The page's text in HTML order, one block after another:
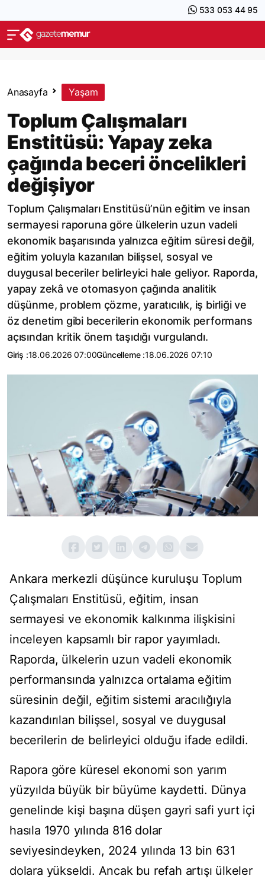
533 053 44 95
Anasayfa Yaşam
Toplum Çalışmaları
Enstitüsü: Yapay zeka
çağında beceri öncelikleri
değişiyor
Toplum Çalışmaları Enstitüsü’nün eğitim ve insan
sermayesi raporuna göre ülkelerin uzun vadeli
ekonomik başarısında yalnızca eğitim süresi değil,
eğitim yoluyla kazanılan bilişsel, sosyal ve
duygusal beceriler belirleyici hale geliyor. Raporda,
yapay zekâ ve otomasyon çağında analitik
düşünme, problem çözme, yaratıcılık, iş birliği ve
öz denetim gibi becerilerin ekonomik performans
açısından kritik önem taşıdığı vurgulandı.
Giriş :18.06.2026 07:00Güncelleme :18.06.2026 07:10
Ankara merkezli düşünce kuruluşu Toplum
Çalışmaları Enstitüsü, eğitim, insan
sermayesi ve ekonomik kalkınma ilişkisini
inceleyen kapsamlı bir rapor yayımladı.
Raporda, ülkelerin uzun vadeli ekonomik
performansında yalnızca ortalama eğitim
süresinin değil, eğitim sistemi aracılığıyla
kazandırılan bilişsel, sosyal ve duygusal
becerilerin de belirleyici olduğu ifade edildi.
Rapora göre küresel ekonomi son yarım
yüzyılda büyük bir büyüme kaydetti. Dünya
genelinde kişi başına düşen gayri safi yurt içi
hasıla 1970 yılında 816 dolar
seviyesindeyken, 2024 yılında 13 bin 631
dolara yükseldi. Ancak bu refah artışı ülkeler